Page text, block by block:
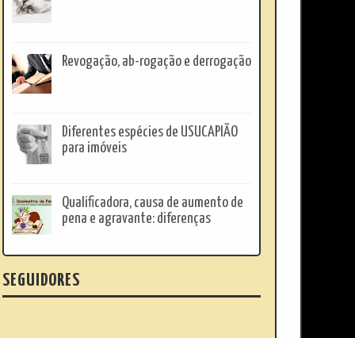
Revogação, ab-rogação e derrogação
Diferentes espécies de USUCAPIÃO
para imóveis
Qualificadora, causa de aumento de
pena e agravante: diferenças
SEGUIDORES